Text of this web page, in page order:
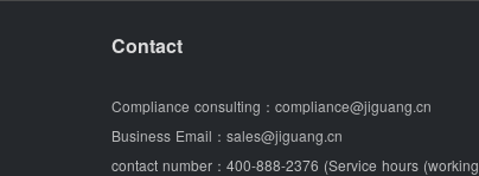
Contact
Compliance consulting： compliance@jiguang.cn
Business Email： sales@jiguang.cn
contact number： 400-888-2376 (Service hours (working